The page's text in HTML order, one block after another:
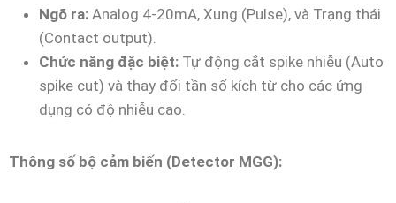
Ngõ ra: Analog 4-20mA, Xung (Pulse), và Trạng thái
(Contact output).
Chức năng đặc biệt: Tự động cắt spike nhiễu (Auto
spike cut) và thay đổi tần số kích từ cho các ứng
dụng có độ nhiễu cao.
Thông số bộ cảm biến (Detector MGG):